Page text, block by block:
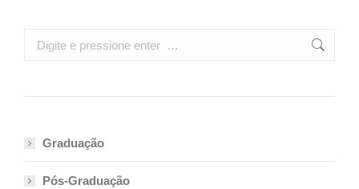
Search:
Graduação
Pós-Graduação